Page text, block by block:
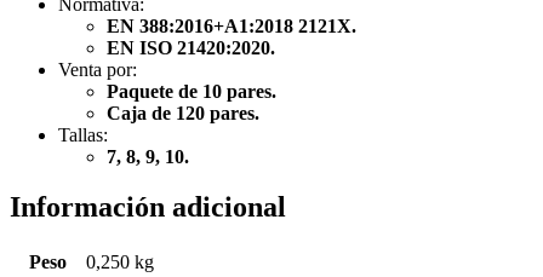
EN 388:2016+A1:2018 2121X.
EN ISO 21420:2020.
Venta por:
Paquete de 10 pares.
Caja de 120 pares.
Tallas:
7, 8, 9, 10.
Información adicional
Peso 0,250 kg